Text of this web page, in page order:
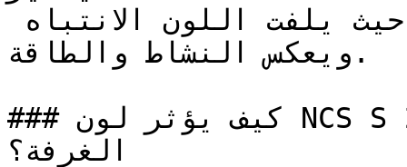
ويعكس النشاط والطاقة.
### كيف يؤثر لون NCS S 2050-Y70R على الإضاءة واتساع
الغرفة؟